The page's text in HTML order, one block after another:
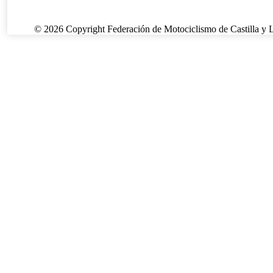
© 2026 Copyright Federación de Motociclismo de Castilla y